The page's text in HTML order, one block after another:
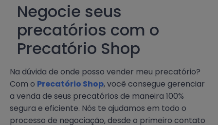
Negocie seus
precatórios com o
Precatório Shop
Na dúvida de onde posso vender meu precatório?
Com o Precatório Shop, você consegue gerenciar
a venda de seus precatórios de maneira 100%
segura e eficiente. Nós te ajudamos em todo o
processo de negociação, desde o primeiro contato